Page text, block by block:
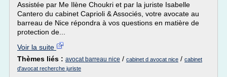
Assistée par Me Ilène Choukri et par la juriste Isabelle
Cantero du cabinet Caprioli & Associés, votre avocate au
barreau de Nice répondra à vos questions en matière de
protection de...
Voir la suite
Thèmes liés : avocat barreau nice / cabinet d avocat nice / cabinet
d'avocat recherche juriste